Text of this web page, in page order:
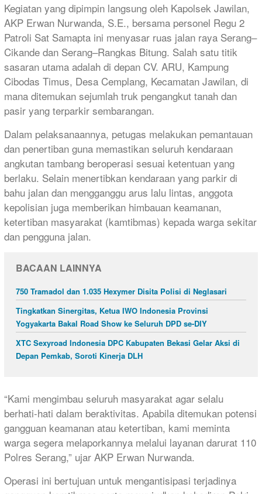
Kegiatan yang dipimpin langsung oleh Kapolsek Jawilan,
AKP Erwan Nurwanda, S.E., bersama personel Regu 2
Patroli Sat Samapta ini menyasar ruas jalan raya Serang–
Cikande dan Serang–Rangkas Bitung. Salah satu titik
sasaran utama adalah di depan CV. ARU, Kampung
Cibodas Timus, Desa Cemplang, Kecamatan Jawilan, di
mana ditemukan sejumlah truk pengangkut tanah dan
pasir yang terparkir sembarangan.
Dalam pelaksanaannya, petugas melakukan pemantauan
dan penertiban guna memastikan seluruh kendaraan
angkutan tambang beroperasi sesuai ketentuan yang
berlaku. Selain menertibkan kendaraan yang parkir di
bahu jalan dan mengganggu arus lalu lintas, anggota
kepolisian juga memberikan himbauan keamanan,
ketertiban masyarakat (kamtibmas) kepada warga sekitar
dan pengguna jalan.
BACAAN LAINNYA
750 Tramadol dan 1.035 Hexymer Disita Polisi di Neglasari
Tingkatkan Sinergitas, Ketua IWO Indonesia Provinsi
Yogyakarta Bakal Road Show ke Seluruh DPD se-DIY
XTC Sexyroad Indonesia DPC Kabupaten Bekasi Gelar Aksi di
Depan Pemkab, Soroti Kinerja DLH
“Kami mengimbau seluruh masyarakat agar selalu
berhati-hati dalam beraktivitas. Apabila ditemukan potensi
gangguan keamanan atau ketertiban, kami meminta
warga segera melaporkannya melalui layanan darurat 110
Polres Serang,” ujar AKP Erwan Nurwanda.
Operasi ini bertujuan untuk mengantisipasi terjadinya